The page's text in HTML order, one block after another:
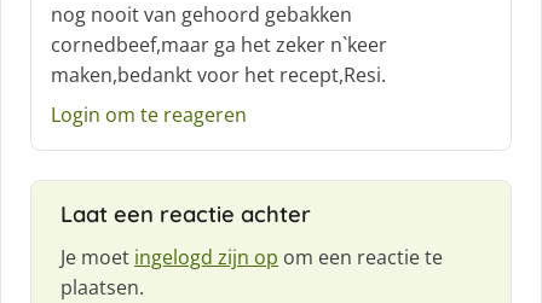
h
r
e
e
:
nog nooit van gehoord gebakken
cornedbeef,maar ga het zeker n`keer
maken,bedankt voor het recept,Resi.
Login om te reageren
Laat een reactie achter
Je moet ingelogd zijn op om een reactie te
plaatsen.